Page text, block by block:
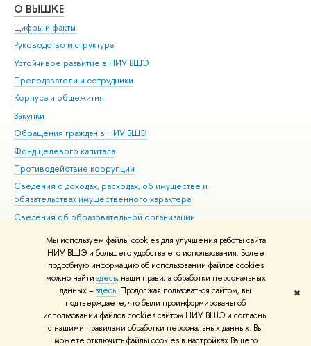
Мы используем файлы cookies для улучшения работы сайта
НИУ ВШЭ и большего удобства его использования. Более
подробную информацию об использовании файлов cookies
можно найти здесь, наши правила обработки персональных
данных –здесь. Продолжая пользоваться сайтом, вы
подтверждаете, что были проинформированы об
использовании файлов cookies сайтом НИУ ВШЭ и согласны
с нашими правилами обработки персональных данных. Вы
можете отключить файлы cookies в настройках Вашего
✖
О ВЫШКЕ
Цифры и факты
Руководство и структура
Устойчивое развитие в НИУ ВШЭ
Преподаватели и сотрудники
Корпуса и общежития
Закупки
Обращения граждан в НИУ ВШЭ
Фонд целевого капитала
Противодействие коррупции
Сведения о доходах, расходах, об имуществе и
обязательствах имущественного характера
Сведения об образовательной организации
Людям с ограниченными возможностями здоровья
Единая платежная страница
Работа в Вышке
© НИУ ВШЭ 1993–2026 Адреса и контакты Условия использования
материалов Политика конфиденциальности Карта сайта
Шрифты HSE Sans и HSE Slab разработаны вШколе дизайна НИУ ВШЭ